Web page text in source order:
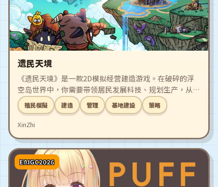
遗民天境
《遗民天境》是一款2D模拟经营建造游戏。在破碎的浮
空岛世界中，你需要带领居民发展科技、规划生产，从零
开始建设属于你的空中聚落。用巧思与创意，将孤立的岛
屿逐步连结、装点，亲手打造一个令人向往的天空家园。
殖民模擬 建造 管理 基地建設 策略
XinZhi
EAIGC2026